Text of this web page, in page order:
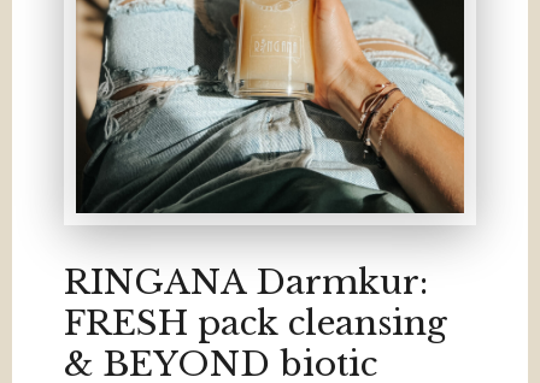
RINGANA Darmkur:
FRESH pack cleansing
& BEYOND biotic